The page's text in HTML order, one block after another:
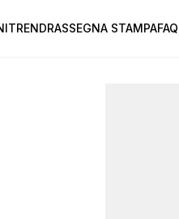
TRENDRASSEGNA STAMPAFAQ